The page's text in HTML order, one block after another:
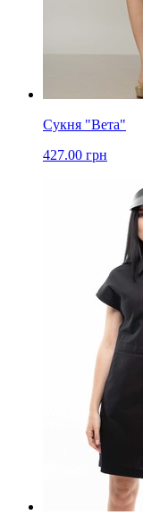
Сукня "Вета"
427.00 грн